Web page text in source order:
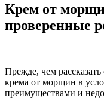
Крем от
проверенные
Прежде, чем
крема от морщин в
преимуществами и